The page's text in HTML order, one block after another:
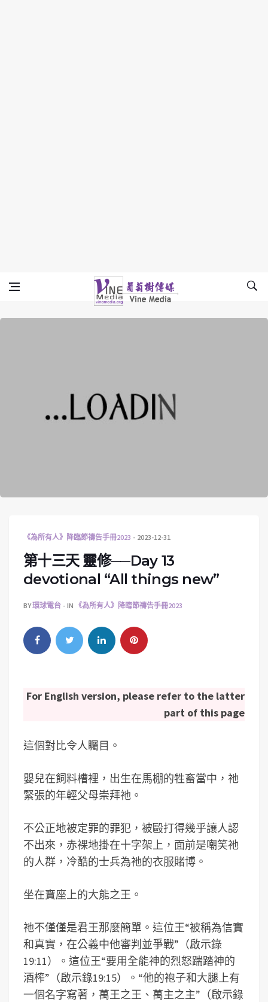
Vine Media
葡萄樹傳媒
《為所有人》降臨節禱告手冊2023 2023-12-31
第十三天 靈修──Day 13
devotional “All things new”
BY環球電台 IN 《為所有人》降臨節禱告手冊2023
For English version, please refer to the latter
part of this page
這個對比令人矚目。
嬰兒在飼料槽裡，出生在馬棚的牲畜當中，祂
緊張的年輕父母崇拜祂。
不公正地被定罪的罪犯，被毆打得幾乎讓人認
不出來，赤裸地掛在十字架上，面前是嘲笑祂
的人群，冷酷的士兵為祂的衣服賭博。
坐在寶座上的大能之王。
祂不僅僅是君王那麼簡單。這位王“被稱為信實
和真實，在公義中他審判並爭戰”（啟示錄
19:11）。這位王“要用全能神的烈怒踹踏神的
酒榨”（啟示錄19:15）。“他的袍子和大腿上有
一個名字寫著，萬王之王、萬主之主”（啟示錄